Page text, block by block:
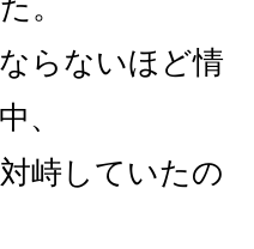
。
らないほど情
、
峙していたの